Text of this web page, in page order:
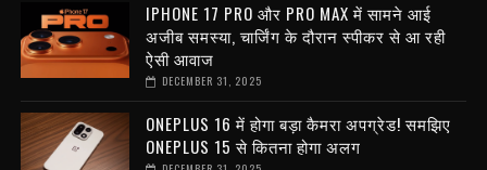
IPHONE 17 PRO और PRO MAX में सामने आई
अजीब समस्या, चार्जिंग के दौरान स्पीकर से आ रही
ऐसी आवाज
DECEMBER 31, 2025
ONEPLUS 16 में होगा बड़ा कैमरा अपग्रेड! समझिए
ONEPLUS 15 से कितना होगा अलग